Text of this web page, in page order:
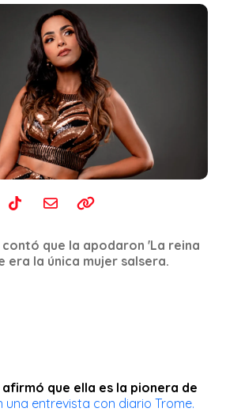
que la apodaron 'La reina
era la única mujer salsera.
que ella es la pionera de
una entrevista con diario Trome.